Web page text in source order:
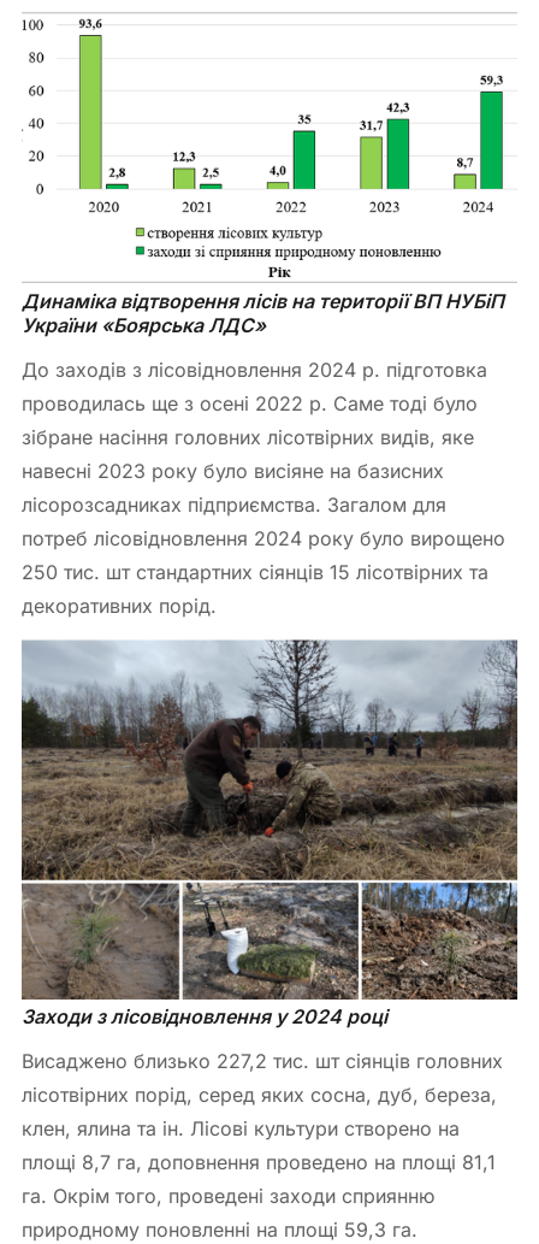
Динаміка відтворення лісів на території ВП НУБіП
України «Боярська ЛДС»
До заходів з лісовідновлення 2024 р. підготовка
проводилась ще з осені 2022 р. Саме тоді було
зібране насіння головних лісотвірних видів, яке
навесні 2023 року було висіяне на базисних
лісорозсадниках підприємства. Загалом для
потреб лісовідновлення 2024 року було вирощено
250 тис. шт стандартних сіянців 15 лісотвірних та
декоративних порід.
Заходи з лісовідновлення у 2024 році
Висаджено близько 227,2 тис. шт сіянців головних
лісотвірних порід, серед яких сосна, дуб, береза,
клен, ялина та ін. Лісові культури створено на
площі 8,7 га, доповнення проведено на площі 81,1
га. Окрім того, проведені заходи сприянню
природному поновленні на площі 59,3 га.